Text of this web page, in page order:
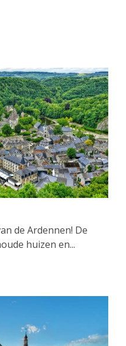
de Ardennen! De
huizen en...